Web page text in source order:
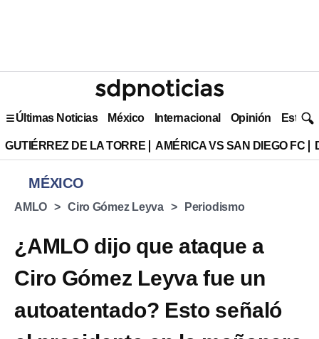
Últimas Noticias México Internacional Opinión Estilo
GUTIÉRREZ DE LA TORRE AMÉRICA VS SAN DIEGO FC
MÉXICO
AMLO Ciro Gómez Leyva Periodismo
¿AMLO dijo que ataque a
Ciro Gómez Leyva fue un
autoatentado? Esto señaló